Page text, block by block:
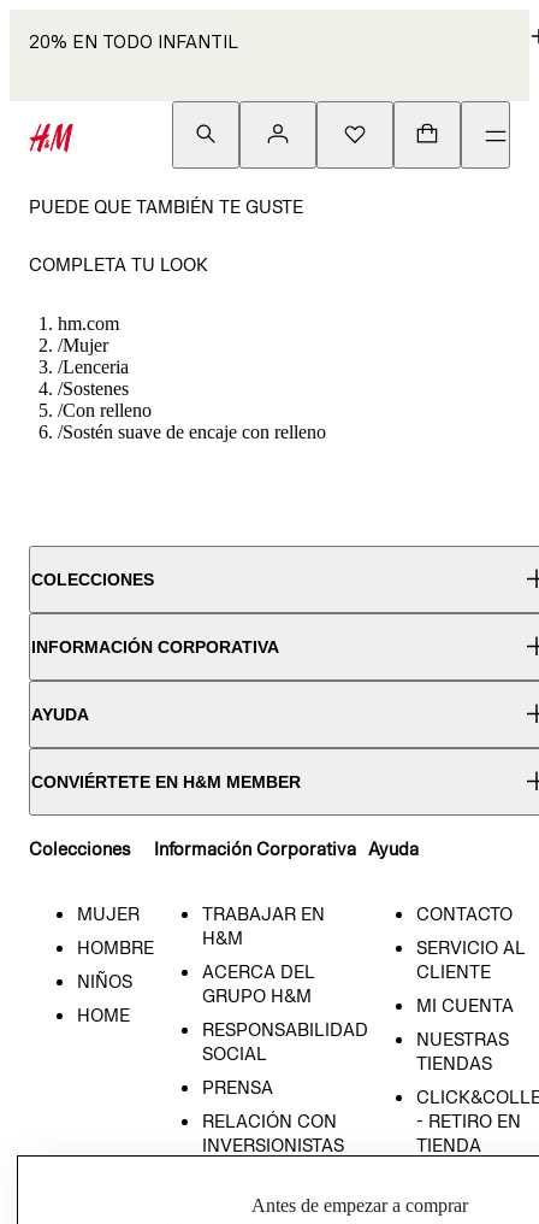
20% EN TODO INFANTIL
PUEDE QUE TAMBIÉN TE GUSTE
COMPLETA TU LOOK
hm.com
/Mujer
/Lenceria
/Sostenes
/Con relleno
/Sostén suave de encaje con relleno
COLECCIONES
INFORMACIÓN CORPORATIVA
AYUDA
CONVIÉRTETE EN H&M MEMBER
Colecciones
MUJER
HOMBRE
NIÑOS
HOME
Información Corporativa
TRABAJAR EN
H&M
ACERCA DEL
GRUPO H&M
RESPONSABILIDAD
SOCIAL
PRENSA
RELACIÓN CON
INVERSIONISTAS
EMPRESARIAL
Ayuda
CONTACTO
SERVICIO AL
CLIENTE
MI CUENTA
NUESTRAS
TIENDAS
- RETIRO EN
TIENDA
CONDICIONES
Antes de empezar a comprar